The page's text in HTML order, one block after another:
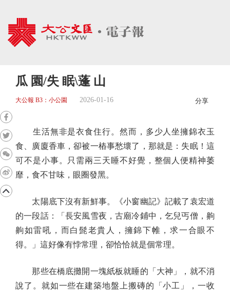
瓜 園/失 眠\蓬 山
大公報 B3：小公園 2026-01-16 分享
生活無非是衣食住行。然而，多少人坐擁錦衣玉
食、廣廈香車，卻被一樁事愁壞了，那就是：失眠！這
可不是小事。只需兩三天睡不好覺，整個人便精神萎
靡，食不甘味，眼圈發黑。
太陽底下沒有新鮮事。《小窗幽記》記載了袁宏道
的一段話：「長安風雪夜，古廟冷鋪中，乞兒丐僧，齁
齁如雷吼，而白髭老貴人，擁錦下帷，求一合眼不
得。」這好像有悖常理，卻恰恰就是個常理。
那些在橋底攤開一塊紙板就睡的「大神」，就不消
說了。就如一些在建築地盤上搬磚的「小工」，一收